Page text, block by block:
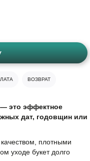
ВОЗВРАТ
это эффектное
дат, годовщин или
плотными
уходе букет долго